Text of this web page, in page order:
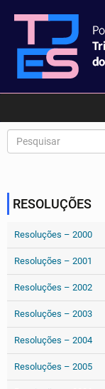
RESOLUÇÕES
Resoluções – 2000
Resoluções – 2001
Resoluções – 2002
Resoluções – 2003
Resoluções – 2004
Resoluções – 2005